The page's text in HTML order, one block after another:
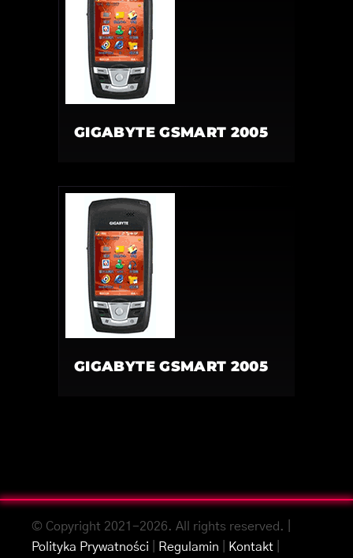
GIGABYTE GSMART 2005
GIGABYTE GSMART 2005
© Copyright 2021-2026. All rights reserved. |
Polityka Prywatności
Regulamin Kontakt